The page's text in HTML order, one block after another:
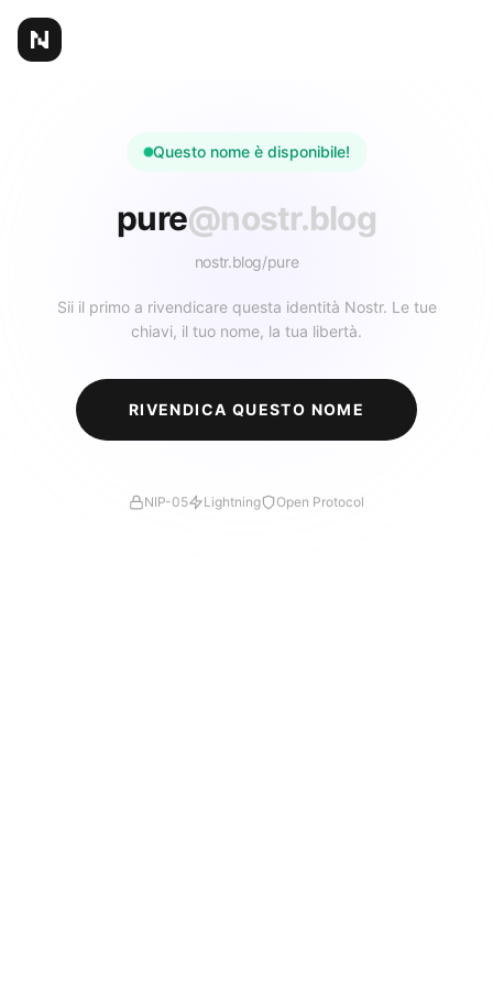
Questo nome è disponibile!
pure@nostr.blog
nostr.blog/pure
Sii il primo a rivendicare questa identità Nostr. Le tue
chiavi, il tuo nome, la tua libertà.
RIVENDICA QUESTO NOME
NIP-05 Lightning Open Protocol